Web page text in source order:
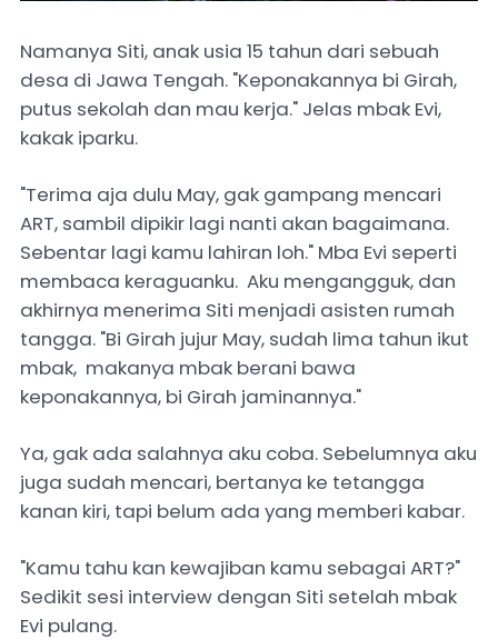
Namanya Siti, anak usia 15 tahun dari sebuah
desa di Jawa Tengah. "Keponakannya bi Girah,
putus sekolah dan mau kerja." Jelas mbak Evi,
kakak iparku.
"Terima aja dulu May, gak gampang mencari
ART, sambil dipikir lagi nanti akan bagaimana.
Sebentar lagi kamu lahiran loh." Mba Evi seperti
membaca keraguanku. Aku mengangguk, dan
akhirnya menerima Siti menjadi asisten rumah
tangga. "Bi Girah jujur May, sudah lima tahun ikut
mbak, makanya mbak berani bawa
keponakannya, bi Girah jaminannya."
Ya, gak ada salahnya aku coba. Sebelumnya aku
juga sudah mencari, bertanya ke tetangga
kanan kiri, tapi belum ada yang memberi kabar.
"Kamu tahu kan kewajiban kamu sebagai ART?"
Sedikit sesi interview dengan Siti setelah mbak
Evi pulang.